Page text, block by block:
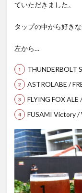
ていただきました。
タップの中から好き
左から…
THUNDERBOLT
ASTROLABE /
FLYING FOX ALE
FUSAMI Victory /